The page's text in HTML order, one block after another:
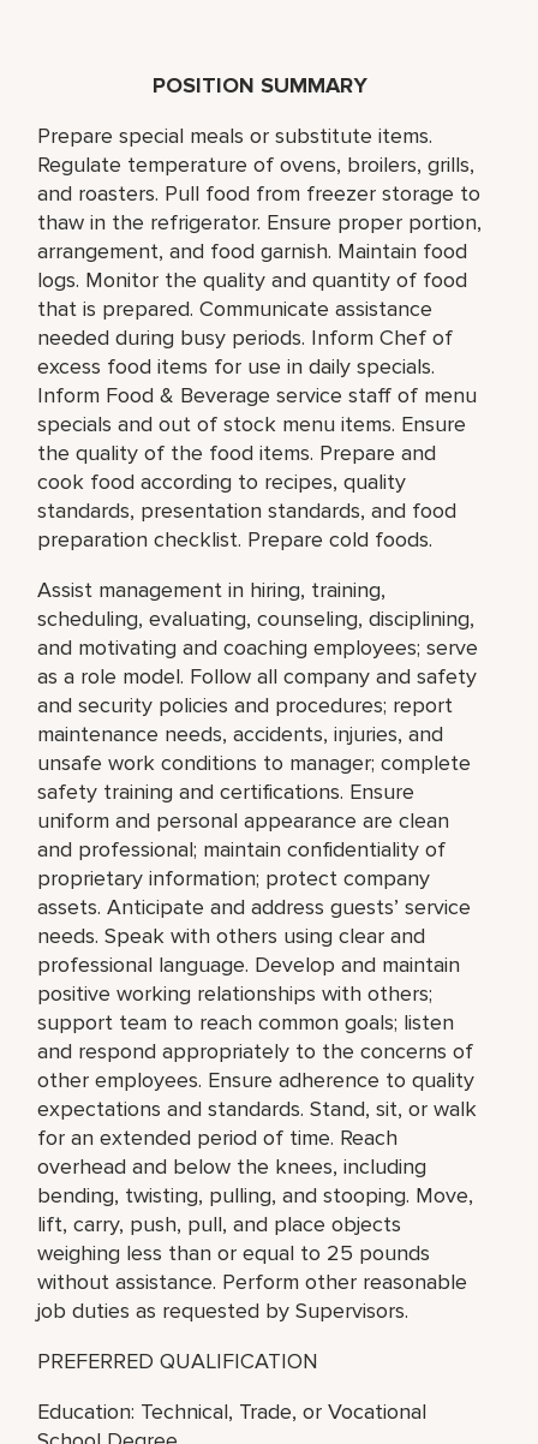
POSITION SUMMARY
Prepare special meals or substitute items.
Regulate temperature of ovens, broilers, grills,
and roasters. Pull food from freezer storage to
thaw in the refrigerator. Ensure proper portion,
arrangement, and food garnish. Maintain food
logs. Monitor the quality and quantity of food
that is prepared. Communicate assistance
needed during busy periods. Inform Chef of
excess food items for use in daily specials.
Inform Food & Beverage service staff of menu
specials and out of stock menu items. Ensure
the quality of the food items. Prepare and
cook food according to recipes, quality
standards, presentation standards, and food
preparation checklist. Prepare cold foods.
Assist management in hiring, training,
scheduling, evaluating, counseling, disciplining,
and motivating and coaching employees; serve
as a role model. Follow all company and safety
and security policies and procedures; report
maintenance needs, accidents, injuries, and
unsafe work conditions to manager; complete
safety training and certifications. Ensure
uniform and personal appearance are clean
and professional; maintain confidentiality of
proprietary information; protect company
assets. Anticipate and address guests’ service
needs. Speak with others using clear and
professional language. Develop and maintain
positive working relationships with others;
support team to reach common goals; listen
and respond appropriately to the concerns of
other employees. Ensure adherence to quality
expectations and standards. Stand, sit, or walk
for an extended period of time. Reach
overhead and below the knees, including
bending, twisting, pulling, and stooping. Move,
lift, carry, push, pull, and place objects
weighing less than or equal to 25 pounds
without assistance. Perform other reasonable
job duties as requested by Supervisors.
PREFERRED QUALIFICATION
Education: Technical, Trade, or Vocational